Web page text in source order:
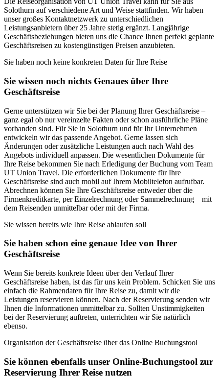
Solothurn auf verschiedene Art und Weise stattfinden. Wir haben
unser großes Kontaktnetzwerk zu unterschiedlichen
Leistungsanbietern über 25 Jahre stetig ergänzt. Langjährige
Geschäftsbeziehungen bieten uns die Chance Ihnen perfekt geplante
Geschäftsreisen zu kostengünstigen Preisen anzubieten.
Sie haben noch keine konkreten Daten für Ihre Reise
Sie wissen noch nichts Genaues über Ihre
Geschäftsreise
Gerne unterstützen wir Sie bei der Planung Ihrer Geschäftsreise –
ganz egal ob nur vereinzelte Fakten oder schon ausführliche Pläne
vorhanden sind. Für Sie in Solothurn und für Ihr Unternehmen
entwickeln wir das passende Angebot. Gerne lassen sich
Änderungen oder zusätzliche Leistungen auch nach Wahl des
Angebots individuell anpassen. Die wesentlichen Dokumente für
Ihre Reise bekommen Sie nach Erledigung der Buchung vom Team
UT Union Travel. Die erforderlichen Dokumente für Ihre
Geschäftsreise sind auch mobil auf Ihrem Mobiltelefon aufrufbar.
Abrechnen können Sie Ihre Geschäftsreise entweder über die
Firmenkreditkarte, per Einzelrechnung oder Sammelrechnung – mit
dem Reisenden unmittelbar oder mit der Firma.
Sie wissen bereits wie Ihre Reise ablaufen soll
Sie haben schon eine genaue Idee von Ihrer
Geschäftsreise
Wenn Sie bereits konkrete Ideen über den Verlauf Ihrer
Geschäftsreise haben, ist das für uns kein Problem. Schicken Sie uns
einfach die Rahmendaten für Ihre Reise zu, damit wir die
Leistungen reservieren können. Nach der Reservierung senden wir
Ihnen die Informationen unmittelbar zu. Sollten Unstimmigkeiten
bei der Reservierung auftreten, unterrichten wir Sie natürlich
ebenso.
Organisation der Geschäftsreise über das Online Buchungstool
Sie können ebenfalls unser Online-Buchungstool zur
Reservierung Ihrer Reise nutzen